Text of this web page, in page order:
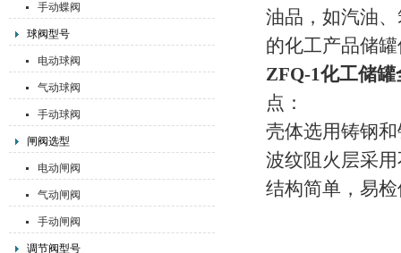
手动蝶阀
球阀型号
电动球阀
气动球阀
手动球阀
闸阀选型
电动闸阀
气动闸阀
手动闸阀
调节阀型号
油品，如汽油
的化工产品储
ZFQ-1化工储
点：
壳体选用铸钢
波纹阻火层采
结构简单，易